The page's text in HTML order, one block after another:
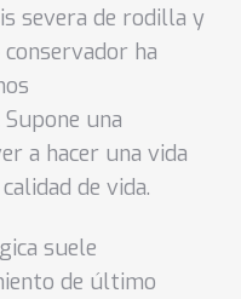
severa de rodilla y
ha
una
a hacer una vida
de vida.
suele
de último